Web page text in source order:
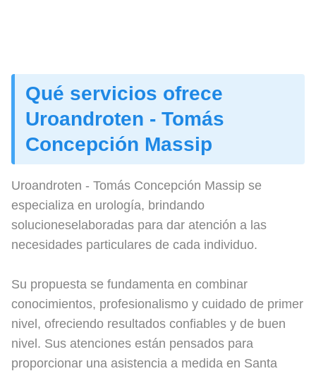
Qué servicios ofrece
Uroandroten - Tomás
Concepción Massip
Uroandroten - Tomás Concepción Massip se
especializa en urología, brindando
solucioneselaboradas para dar atención a las
necesidades particulares de cada individuo.
Su propuesta se fundamenta en combinar
conocimientos, profesionalismo y cuidado de primer
nivel, ofreciendo resultados confiables y de buen
nivel. Sus atenciones están pensados para
proporcionar una asistencia a medida en Santa